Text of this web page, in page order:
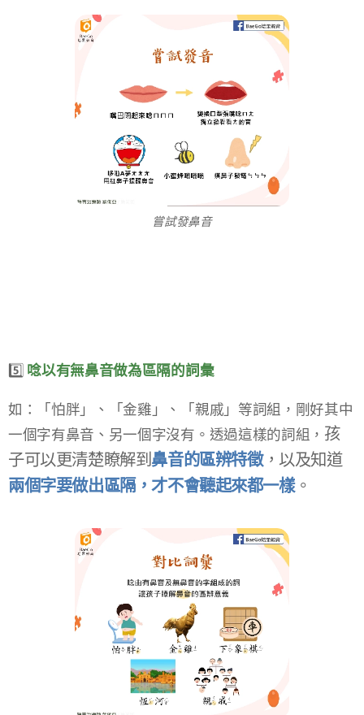
嘗試發鼻音
5️⃣ 唸以有無鼻音做為區隔的詞彙​
如：「怕胖」、「金雞」、「親戚」​等詞組，剛好其中
一個字有鼻音、另一個字沒有。透過這樣的詞組， 孩
子可以更清楚瞭解到鼻音的區辨特徵，以及知道
兩個字要做出區隔，才不會聽起來都一樣。​